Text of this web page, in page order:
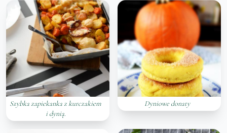
Szybka zapiekanka z kurczakiem
i dynią.
Dyniowe donaty